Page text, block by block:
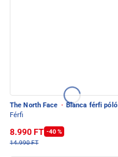
The North Face · Blanca férfi póló
Férfi
8.990 FT -40 %
14.990 FT